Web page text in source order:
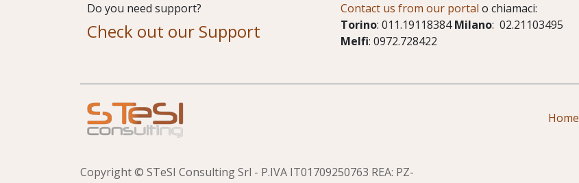
Do you need support?
Check out our Support
Contact us from our portal o chiamaci:
Torino: 011.19118384Milano: 02.21103495
Melfi: 0972.728422
Home
Copyright © STeSI Consulting Srl - P.IVA IT01709250763 REA: PZ-